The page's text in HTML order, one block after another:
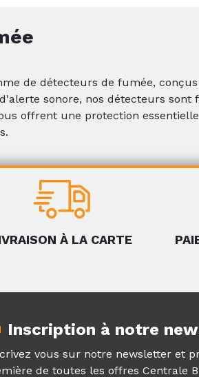
de détecteurs de fumée,
sonore, nos détecteurs
offrent une protection
À LA CARTE
Inscription à notre
vous sur notre newsletter et
de toutes les offres Centrale